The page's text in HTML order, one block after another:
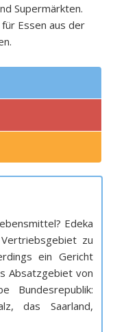
Supermärkten.
Essen aus der
Edeka
zu
ein Gericht
Absatzgebiet von
Bundesrepublik:
das Saarland,